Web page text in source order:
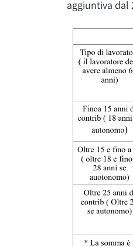
aggiuntiva dal